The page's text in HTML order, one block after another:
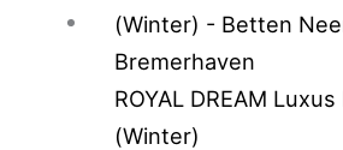
ROYAL DREAM
(Winter)